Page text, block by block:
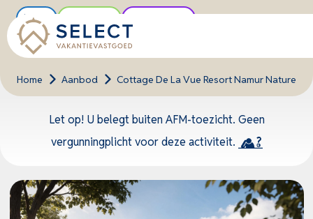
Home > Aanbod > Cottage De La Vue Resort Namur Nature
Let op! U belegt buiten AFM-toezicht. Geen
vergunningplicht voor deze activiteit.
Nieuw